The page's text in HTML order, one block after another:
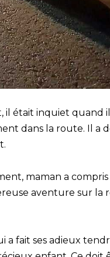
il était inquiet quand
dans la route. Il a
maman a compris
aventure sur la
a fait ses adieux